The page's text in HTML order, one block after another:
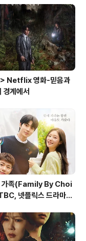
이
시
상
Netflix 영화-믿음과
경계에서
가족(Family By Choi
넷플릭스 드라마-